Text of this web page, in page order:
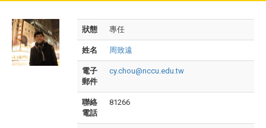
狀態 專任
姓名 周致遠
電子
郵件
cy.chou@nccu.edu.tw
聯絡
電話
81266